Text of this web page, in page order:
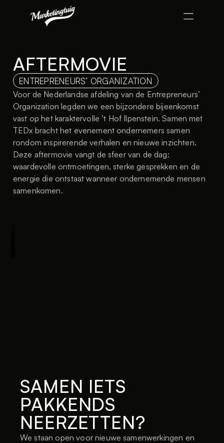
Over ons
Contact
Design
Content
Publish
Home
Werk
AFTERMOVIE
ENTREPRENEURS’ ORGANIZATION
Voor de Nederlandse afdeling van de Entrepreneurs’
Organization legden we een bijzondere bijeenkomst
vast op het karaktervolle ’t Hof Ilpenstein. Samen met
TEDx bracht het evenement ondernemers samen
rondom inspirerende verhalen en nieuwe inzichten.
Deze aftermovie vangt de sfeer van de dag:
waardevolle ontmoetingen, sterke gesprekken en de
energie die ontstaat wanneer ondernemende mensen
samenkomen.
SAMEN IETS
PAKKENDS
NEERZETTEN?
We staan open voor nieuwe samenwerkingen en